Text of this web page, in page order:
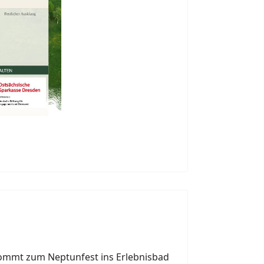
zum Neptunfest ins Erlebnisbad